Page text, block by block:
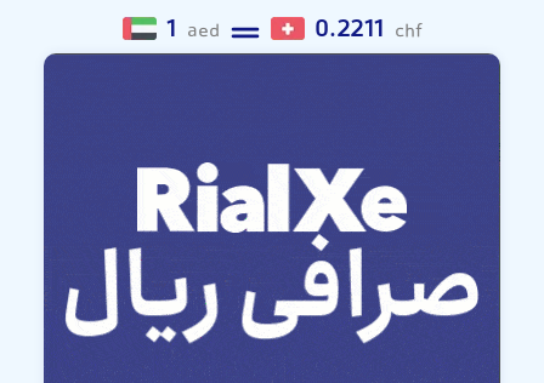
1 aed 0.2211 chf